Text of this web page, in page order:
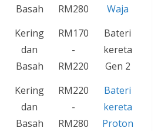
Basah
RM280
Waja
Kering
dan
Basah
RM170
-
RM220
Bateri
kereta
Gen 2
Kering
dan
Basah
RM220
-
RM280
Bateri
kereta
Proton